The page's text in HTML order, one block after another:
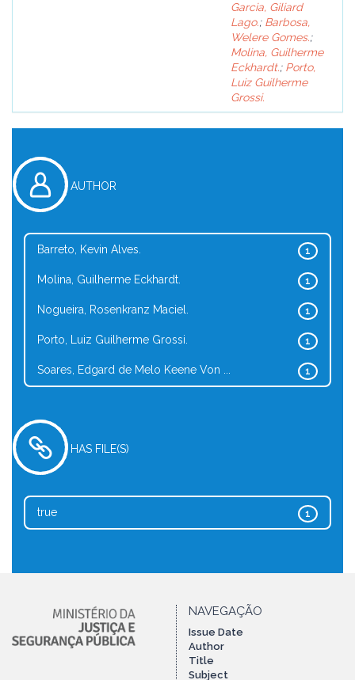
Garcia, Giliard
Lago.; Barbosa,
Welere Gomes.;
Molina, Guilherme
Eckhardt.; Porto,
Luiz Guilherme
Grossi.
AUTHOR
1
Barreto, Kevin Alves.
1
Molina, Guilherme Eckhardt.
1
Nogueira, Rosenkranz Maciel.
1
Porto, Luiz Guilherme Grossi.
1
Soares, Edgard de Melo Keene Von ...
HAS FILE(S)
1
true
NAVEGAÇÃO
Issue Date
Author
Title
Subject